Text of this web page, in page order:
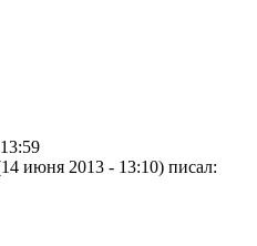
июня 2013 - 13:10) писал: